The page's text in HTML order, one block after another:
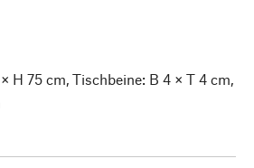
H 75 cm, Tischbeine: B 4 × T 4 cm,